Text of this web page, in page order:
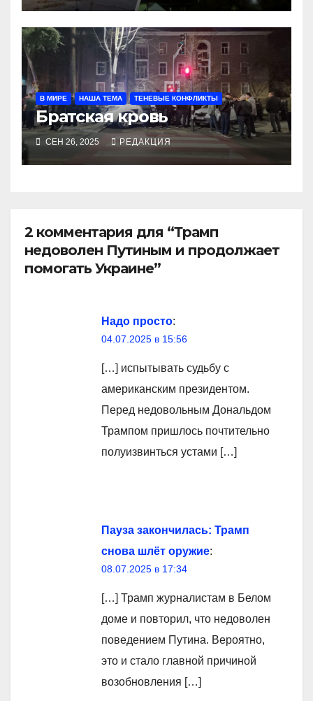
В МИРЕ НАША ТЕМА ТЕНЕВЫЕ КОНФЛИКТЫ
Братская кровь
СЕН 26, 2025 РЕДАКЦИЯ
2 комментария для “Трамп
недоволен Путиным и продолжает
помогать Украине”
Надо просто:
04.07.2025 в 15:56
[…] испытывать судьбу с
американским президентом.
Перед недовольным Дональдом
Трампом пришлось почтительно
полуизвинться устами […]
Пауза закончилась: Трамп
снова шлёт оружие:
08.07.2025 в 17:34
[…] Трамп журналистам в Белом
доме и повторил, что недоволен
поведением Путина. Вероятно,
это и стало главной причиной
возобновления […]